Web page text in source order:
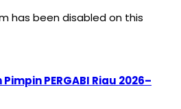
has been disabled on this
PERGABI Riau 2026–